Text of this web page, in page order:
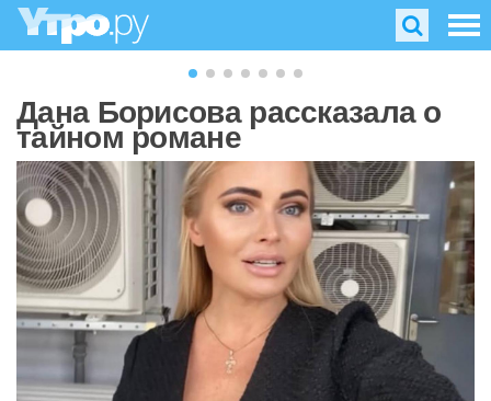
Дана Борисова рассказала о
тайном романе